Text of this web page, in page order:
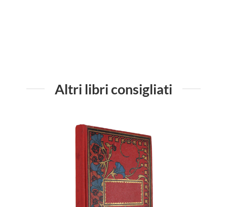
Altri libri consigliati